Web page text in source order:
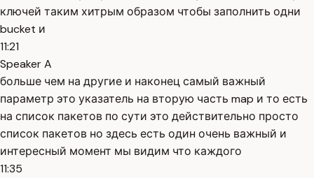
ключей таким хитрым образом чтобы заполнить одни
bucket и
11:21
Speaker A
больше чем на другие и наконец самый важный
параметр это указатель на вторую часть map и то есть
на список пакетов по сути это действительно просто
список пакетов но здесь есть один очень важный и
интересный момент мы видим что каждого
11:35